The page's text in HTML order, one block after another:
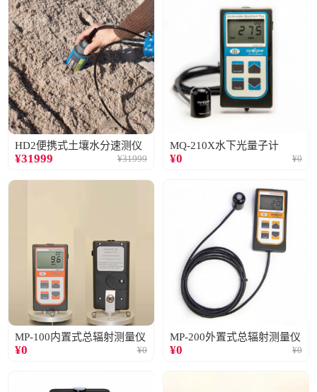
HD2便携式土壤水分速测仪
¥31999 ¥31999
MQ-210X水下光量子计
¥0 ¥0
MP-100内置式总辐射测量仪
¥0 ¥0
MP-200外置式总辐射测量仪
¥0 ¥0